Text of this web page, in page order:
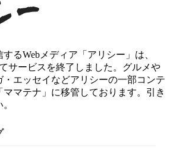
るWebメディア「アリシー」は、
サービスを終了しました。グルメや
エッセイなどアリシーの一部コンテ
マテナ」に移管しております。引き